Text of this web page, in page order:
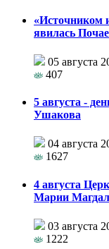
«Источником
явилась
05 августа
407
5 августа -
Ушакова
04 августа
1627
4 августа
Марии
03 августа
1222